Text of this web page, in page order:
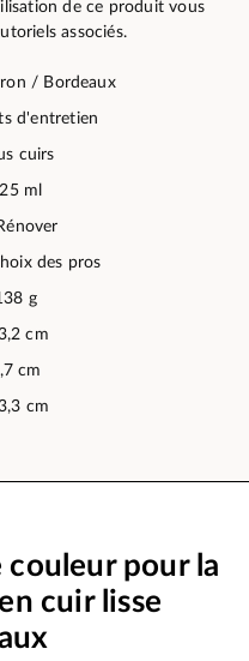
de ce produit vous
associés.
/ Bordeaux
d'entretien
cuirs
ml
des pros
g
cm
cm
cm
couleur pour la
cuir lisse